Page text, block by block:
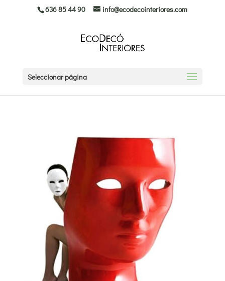
636 85 44 90 info@ecodecointeriores.com
Seleccionar página